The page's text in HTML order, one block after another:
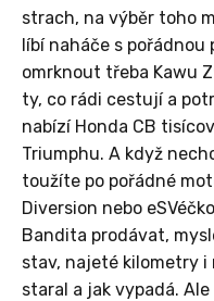
strach, na výběr toho
líbí naháče s
omrknout třeba Kawu
ty, co rádi cestují a
nabízí Honda CB
Triumphu. A když
toužíte po pořádné
Diversion nebo
Bandita prodávat,
stav, najeté kilometry i
staral a jak vypadá.